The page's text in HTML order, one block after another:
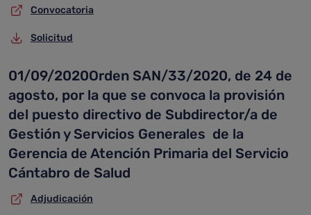
Convocatoria
Solicitud
01/09/2020Orden SAN/33/2020, de 24 de
agosto, por la que se convoca la provisión
del puesto directivo de Subdirector/a de
Gestión y Servicios Generales de la
Gerencia de Atención Primaria del Servicio
Cántabro de Salud
Adjudicación